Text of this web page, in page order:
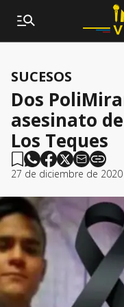
SUCESOS
Dos
asesinato
Los Teques
27 de diciembre de